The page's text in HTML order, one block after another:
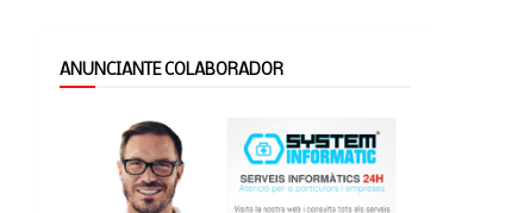
ANUNCIANTE COLABORADOR